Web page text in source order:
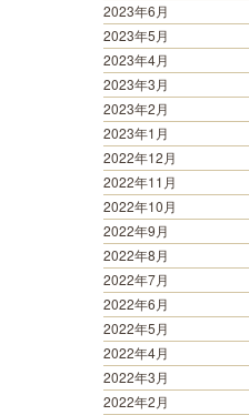
2023年6月
2023年5月
2023年4月
2023年3月
2023年2月
2023年1月
2022年12月
2022年11月
2022年10月
2022年9月
2022年8月
2022年7月
2022年6月
2022年5月
2022年4月
2022年3月
2022年2月